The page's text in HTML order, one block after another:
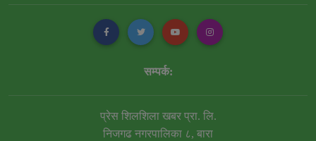
सम्पर्क:
प्रेस शिलशिला खबर प्रा. लि.
निजगढ नगरपालिका ८, बारा